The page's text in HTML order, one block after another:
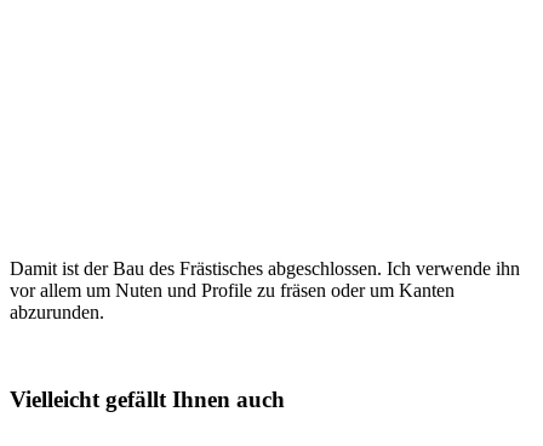
Damit ist der Bau des Frästisches abgeschlossen. Ich verwende ihn
vor allem um Nuten und Profile zu fräsen oder um Kanten
abzurunden.
Vielleicht gefällt Ihnen auch